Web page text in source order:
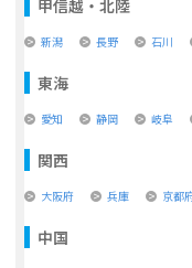
甲信越・北陸
新潟 長野 石川
東海
愛知 静岡 岐阜
関西
大阪府 兵庫 京都
中国